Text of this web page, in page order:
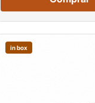
in box